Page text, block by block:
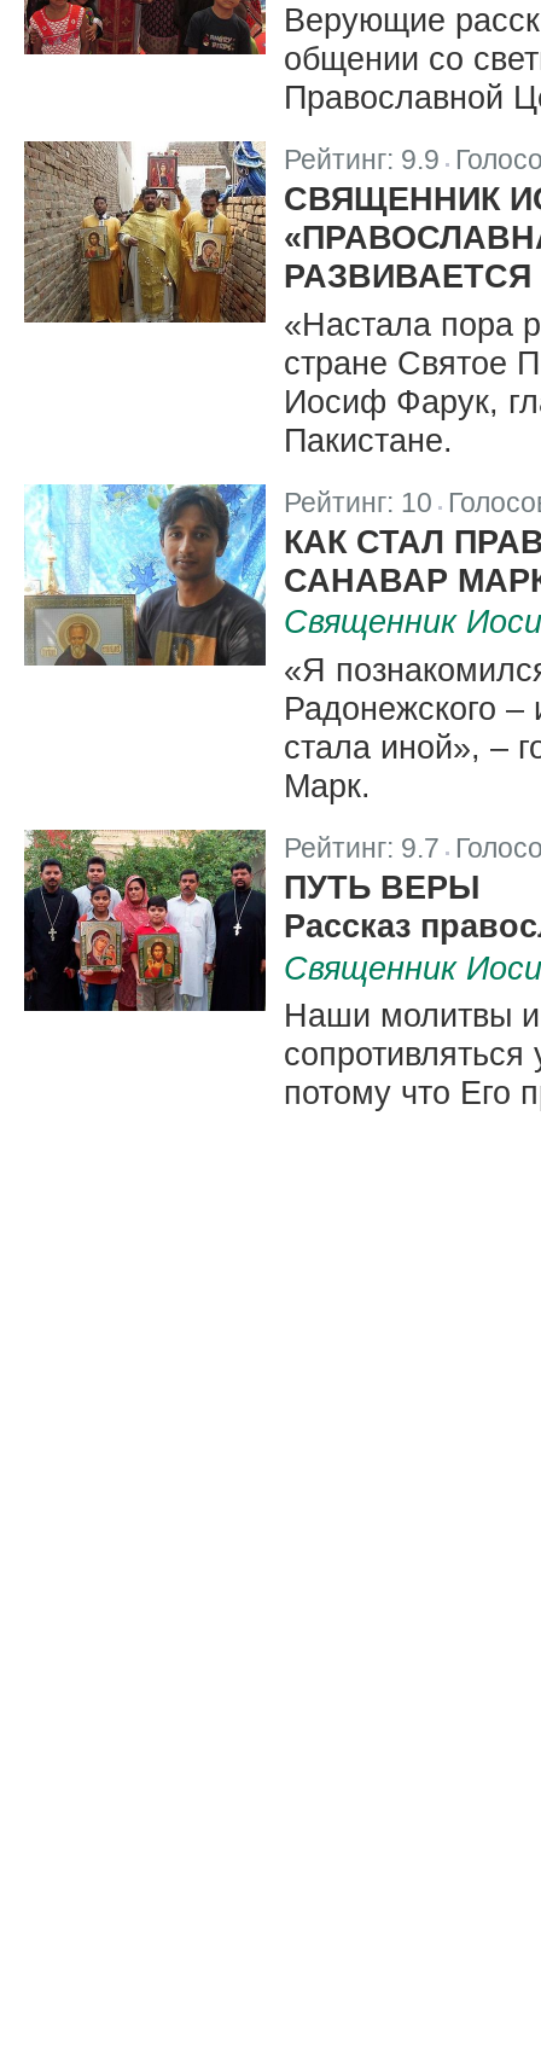
Верующие
общении со
Православной
Рейтинг: 9.9
СВЯЩЕННИК
«Настала пора
стране Святое
Иосиф Фарук,
Пакистане.
Рейтинг: 10 |
КАК СТАЛ
САНАВАР
Священник
«Я
Радонежского –
стала иной», –
Марк.
Рейтинг: 9.7 |
ПУТЬ ВЕРЫ
Рассказ
Священник
Наши молитвы и
потому что Его